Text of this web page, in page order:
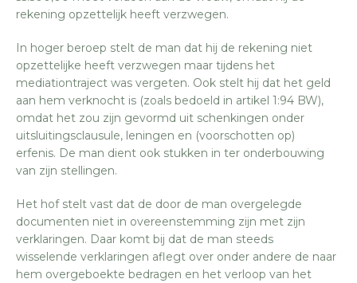
rekening opzettelijk heeft verzwegen.
In hoger beroep stelt de man dat hij de rekening niet
opzettelijke heeft verzwegen maar tijdens het
mediationtraject was vergeten. Ook stelt hij dat het geld
aan hem verknocht is (zoals bedoeld in artikel 1:94 BW),
omdat het zou zijn gevormd uit schenkingen onder
uitsluitingsclausule, leningen en (voorschotten op)
erfenis. De man dient ook stukken in ter onderbouwing
van zijn stellingen.
Het hof stelt vast dat de door de man overgelegde
documenten niet in overeenstemming zijn met zijn
verklaringen. Daar komt bij dat de man steeds
wisselende verklaringen aflegt over onder andere de naar
hem overgeboekte bedragen en het verloop van het